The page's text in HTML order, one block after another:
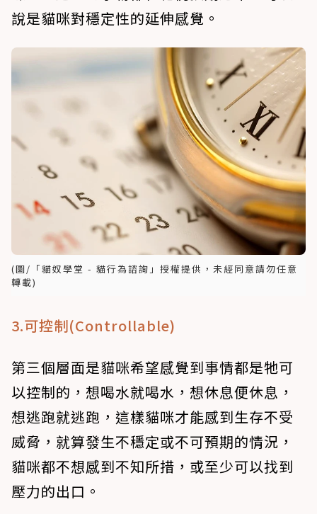
說是貓咪對穩定性的延伸感覺。
(圖/「貓奴學堂 - 貓行為諮詢」授權提供，未經同意請勿任意
轉載)
3.可控制(Controllable)
第三個層面是貓咪希望感覺到事情都是牠可
以控制的，想喝水就喝水，想休息便休息，
想逃跑就逃跑，這樣貓咪才能感到生存不受
威脅，就算發生不穩定或不可預期的情況，
貓咪都不想感到不知所措，或至少可以找到
壓力的出口。